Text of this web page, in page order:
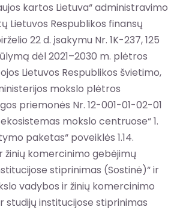
kartos Lietuva“ administravimo
Lietuvos Respublikos finansų
22 d. įsakymu Nr. 1K-237, 125
dėl 2021–2030 m. plėtros
Lietuvos Respublikos švietimo,
mokslo plėtros
priemonės Nr. 12-001-01-02-01
mokslo centruose“ 1.
paketas“ poveiklės 1.14.
žinių komercinimo gebėjimų
stiprinimas (Sostinė)“ ir
vadybos ir žinių komercinimo
studijų institucijose stiprinimas